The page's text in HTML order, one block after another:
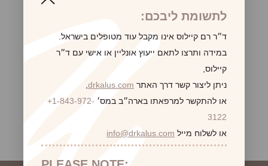
BREAST
לתשומת ליבכם:
ד״ר רם קיילוס אינו מקבל עוד מטופלים בישראל.
במידה ותרצו לתאם ייעוץ אונליין או אישי עם ד״ר
קיילוס,
ניתן ליצור קשר דרך האתר drkalus.com
או להתקשר למרפאתו בארה״ב במס׳ +1-843-972-
3122
או לשלוח מייל info@drkalus.com